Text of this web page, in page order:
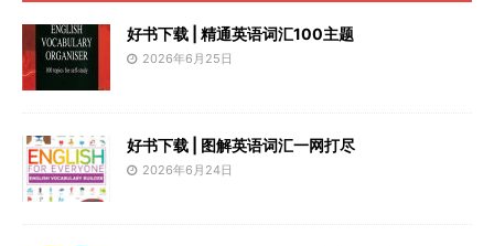
好书下载 | 精通英语词汇100主题
2026年6月25日
好书下载 | 图解英语词汇一网打尽
2026年6月24日